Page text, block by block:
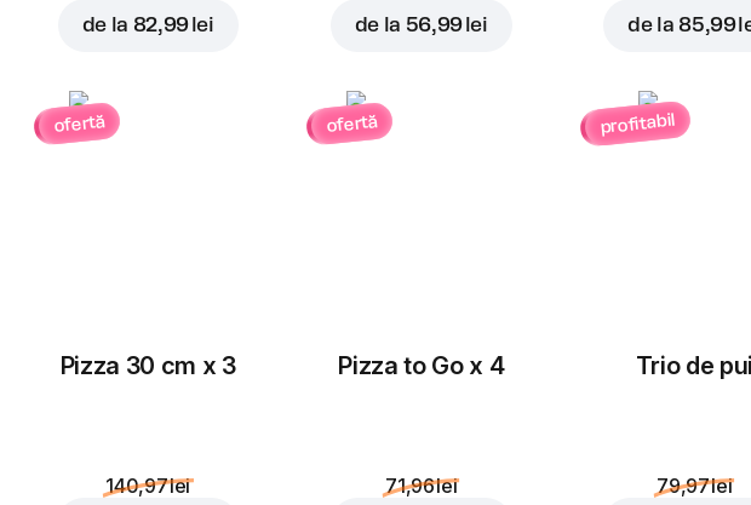
de la 82,99 lei de la 56,99 lei de la 85,99
ofertă
Pizza 30 cm x 3
140,97 lei
ofertă
Pizza to Go x 4
71,96 lei
profitabil
Trio de
79,97 lei